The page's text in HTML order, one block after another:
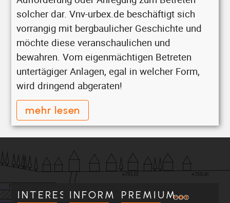
solcher dar. Vnv-urbex.de beschäftigt sich
vorrangig mit bergbaulicher Geschichte und
möchte diese veranschaulichen und
bewahren. Vom eigenmächtigen Betreten
untertägiger Anlagen, egal in welcher Form,
wird dringend abgeraten!
mehr lesen
INTERESSANTINFORMATIVPREMIUM